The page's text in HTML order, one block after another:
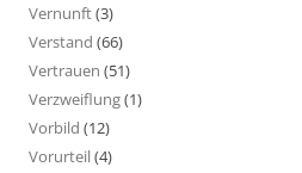
Vernunft(3)
Verstand (66)
Vertrauen (51)
Verzweiflung(1)
Vorbild (12)
Vorurteil(4)